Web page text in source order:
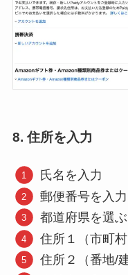
8. 住所を入力
氏名を入力
郵便番号を入
都道府県を選ぶ
住所１（市町
住所２（番地/